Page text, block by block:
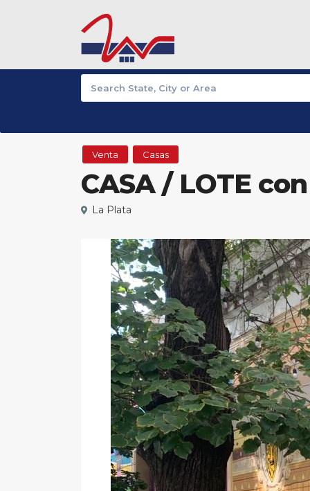
Venta Casas
CASA / LOTE
La Plata